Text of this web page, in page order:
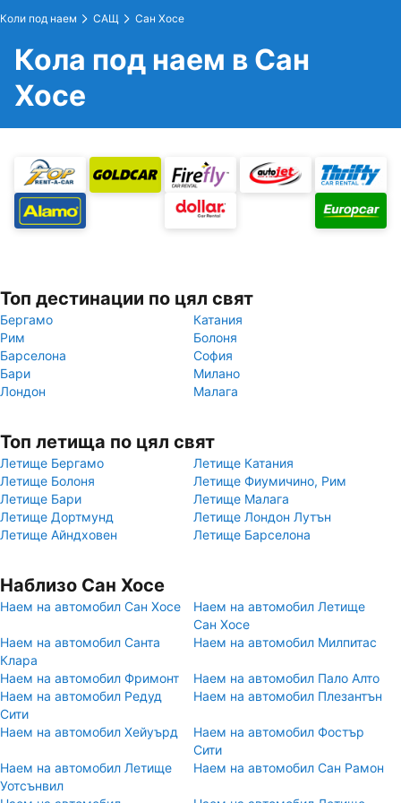
Коли под наем САЩ Сан Хосе
Кола под наем в Сан
Хосе
Топ дестинации по цял свят
Бергамо
Катания
Рим
Болоня
Барселона
София
Бари
Милано
Лондон
Малага
Топ летища по цял свят
Летище Бергамо
Летище Катания
Летище Болоня
Летище Фиумичино, Рим
Летище Бари
Летище Малага
Летище Дортмунд
Летище Лондон Лутън
Летище Айндховен
Летище Барселона
Наблизо Сан Хосе
Наем на автомобил Сан Хосе
Наем на автомобил Летище
Сан Хосе
Наем на автомобил Санта
Клара
Наем на автомобил Милпитас
Наем на автомобил Фримонт
Наем на автомобил Пало Алто
Наем на автомобил Редуд
Сити
Наем на автомобил Плезантън
Наем на автомобил Хейуърд
Наем на автомобил Фостър
Сити
Наем на автомобил Летище
Уотсънвил
Наем на автомобил Сан Рамон